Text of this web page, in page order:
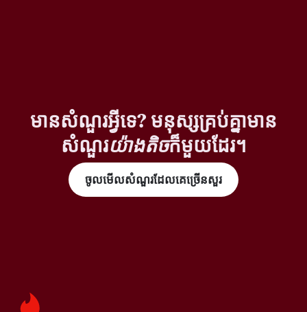
មានសំណួរអ្វីទេ? មនុស្សគ្រប់គ្នាមាន
សំណួរយ៉ាងតិចក៏មួយដែរ។
ចូលមើលសំណួរដែលគេច្រើនសួរ